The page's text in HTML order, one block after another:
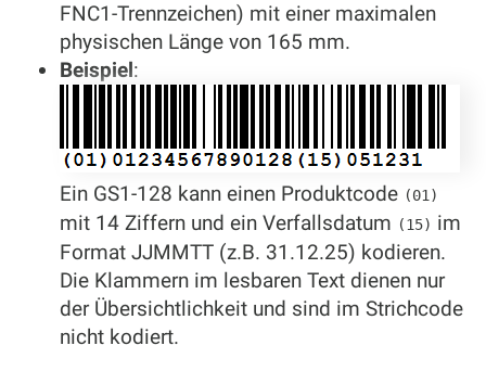
FNC1-Trennzeichen) mit einer maximalen
physischen Länge von 165 mm.
Beispiel:
Ein GS1-128 kann einen Produktcode (01)
mit 14 Ziffern und ein Verfallsdatum (15) im
Format JJMMTT (z.B. 31.12.25) kodieren.
Die Klammern im lesbaren Text dienen nur
der Übersichtlichkeit und sind im Strichcode
nicht kodiert.